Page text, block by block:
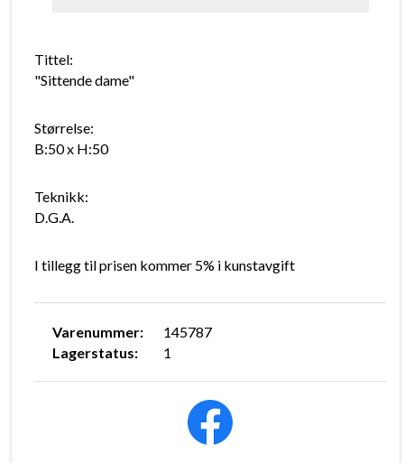
Varenummer:
145787
Lagerstatus:
1
Tittel:
"Sittende dame"
Størrelse:
B:50 x H:50
Teknikk:
D.G.A.
I tillegg til prisen kommer 5% i kunstavgift